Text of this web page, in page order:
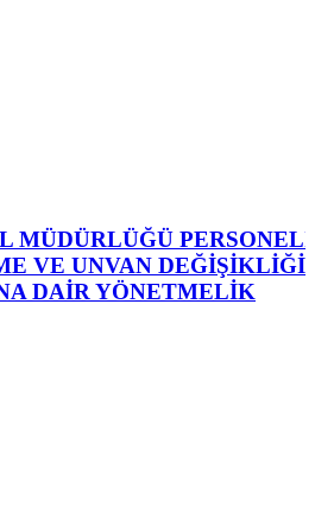
MÜDÜRLÜĞÜ PERSONELİ
VE UNVAN DEĞİŞİKLİĞİ
DAİR YÖNETMELİK